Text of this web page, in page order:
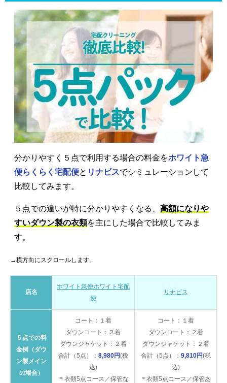
分かりやすく５点で利用する場合の料金をホワイト急
便らくらく宅配便と リナビスでシミュレーションして
比較してみます。
５点での違いが特に分かりやすくなる、 高額になりや
すいダウン製の衣類を主にした場合で比較してみま
す。
→横方向にスクロールします。
店名
ホワイト急便ホワイト宅配
便
リナビス
５点での料
金例（ダウ
ン製メイン
の場合）
コート：１着
ダウンコート：２着
ダウンジャケット：２着
合計（5点）： 8,980円(税
込)
＊衣類5点コース／保管な
コート：１着
ダウンコート：２着
ダウンジャケット：２着
合計（5点）： 9,810円(税
込)
＊衣類5点コース／保管あ